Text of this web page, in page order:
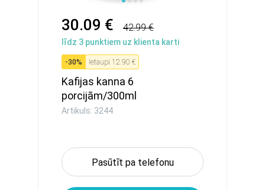
30.09 € 42.99 €
līdz 3 punktiem uz klienta karti
-30% Ietaupi 12.90 €
Kafijas kanna 6
porcijām/300ml
(nerūsējošais tērau...
Artikuls: 3244
Pasūtīt pa telefonu